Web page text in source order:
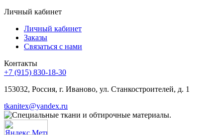
Личный кабинет
Личный кабинет
Заказы
Связаться с нами
Контакты
+7 (915) 830-18-30
153032, Россия, г. Иваново, ул. Станкостроителей, д. 1
tkanitex@yandex.ru